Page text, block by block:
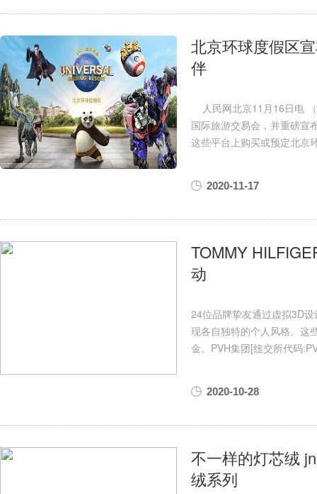
北京环球度假区
伴
人民网北京11月16日电
国际旅游交易会，并重磅宣
这些平台上购买或预定北京
2020-11-17
TOMMY
动
24位品牌挚友通过虚拟3D
现各自独特的个人风格。这
金。PVH集团[纽交所代码
2020-10-28
不一样的灯芯绒
绒系列